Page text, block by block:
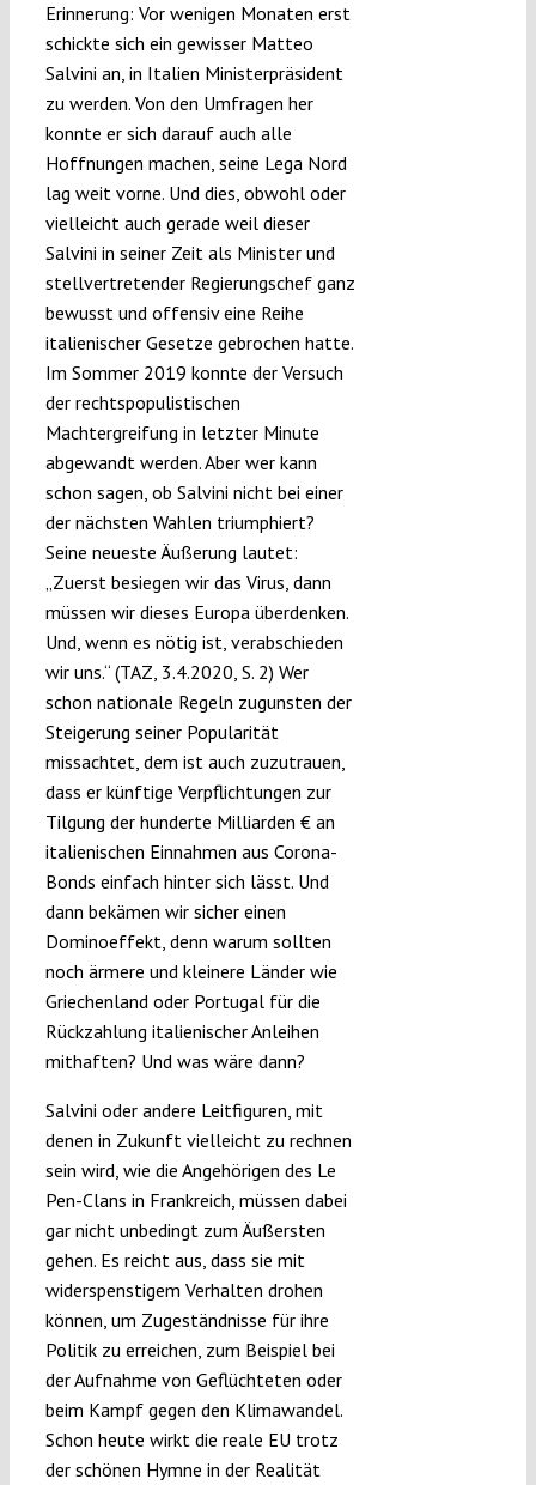
Erinnerung: Vor wenigen Monaten erst
schickte sich ein gewisser Matteo
Salvini an, in Italien Ministerpräsident
zu werden. Von den Umfragen her
konnte er sich darauf auch alle
Hoffnungen machen, seine Lega Nord
lag weit vorne. Und dies, obwohl oder
vielleicht auch gerade weil dieser
Salvini in seiner Zeit als Minister und
stellvertretender Regierungschef ganz
bewusst und offensiv eine Reihe
italienischer Gesetze gebrochen hatte.
Im Sommer 2019 konnte der Versuch
der rechtspopulistischen
Machtergreifung in letzter Minute
abgewandt werden. Aber wer kann
schon sagen, ob Salvini nicht bei einer
der nächsten Wahlen triumphiert?
Seine neueste Äußerung lautet:
„Zuerst besiegen wir das Virus, dann
müssen wir dieses Europa überdenken.
Und, wenn es nötig ist, verabschieden
wir uns.“ (TAZ, 3.4.2020, S. 2) Wer
schon nationale Regeln zugunsten der
Steigerung seiner Popularität
missachtet, dem ist auch zuzutrauen,
dass er künftige Verpflichtungen zur
Tilgung der hunderte Milliarden € an
italienischen Einnahmen aus Corona-
Bonds einfach hinter sich lässt. Und
dann bekämen wir sicher einen
Dominoeffekt, denn warum sollten
noch ärmere und kleinere Länder wie
Griechenland oder Portugal für die
Rückzahlung italienischer Anleihen
mithaften? Und was wäre dann?
Salvini oder andere Leitfiguren, mit
denen in Zukunft vielleicht zu rechnen
sein wird, wie die Angehörigen des Le
Pen-Clans in Frankreich, müssen dabei
gar nicht unbedingt zum Äußersten
gehen. Es reicht aus, dass sie mit
widerspenstigem Verhalten drohen
können, um Zugeständnisse für ihre
Politik zu erreichen, zum Beispiel bei
der Aufnahme von Geflüchteten oder
beim Kampf gegen den Klimawandel.
Schon heute wirkt die reale EU trotz
der schönen Hymne in der Realität